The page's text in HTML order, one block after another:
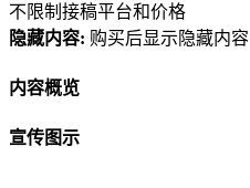
不限制接稿平台和价格
隐藏内容: 购买后显示隐藏内容
内容概览
宣传图示